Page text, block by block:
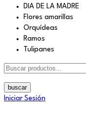
DIA DE LA MADRE
Flores amarillas
Orquídeas
Ramos
Tulipanes
buscar
Iniciar Sesión